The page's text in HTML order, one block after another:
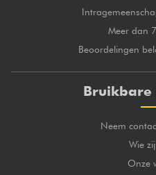
Meer dan
Beoordelingen
Neem
Wie
Onze